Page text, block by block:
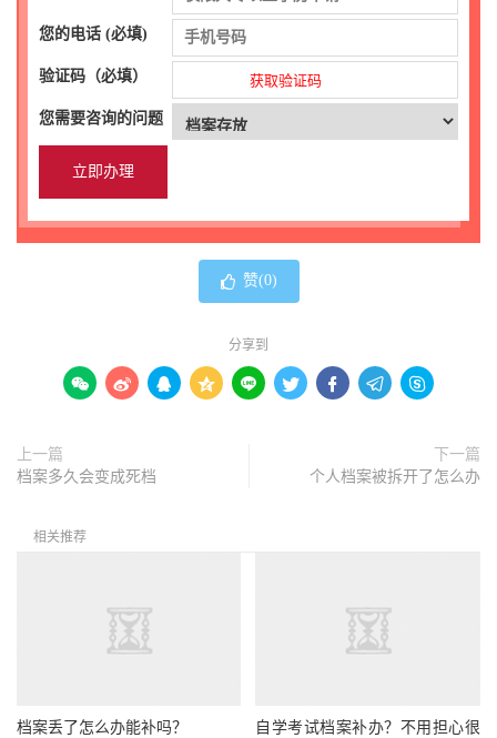
您的电话 (必填)
验证码（必填） 获取验证码
您需要咨询的问题
赞(0)
分享到
        
上一篇
档案多久会变成死档
下一篇
个人档案被拆开了怎么办
相关推荐
档案丢了怎么办能补吗？
自学考试档案补办？不用担心很